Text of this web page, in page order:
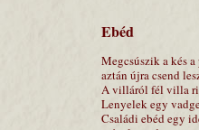
Ebéd
Megcsúszik a kés
aztán újra csend
A villáról fél villa
Lenyelek egy
Családi ebéd egy